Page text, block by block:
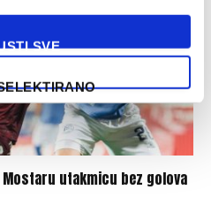
SVE
utakmicu bez golova